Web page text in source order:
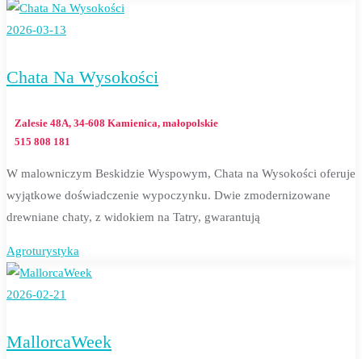
2026-03-13
Chata Na Wysokości
Zalesie 48A, 34-608 Kamienica, małopolskie
515 808 181
W malowniczym Beskidzie Wyspowym, Chata na Wysokości oferuje
wyjątkowe doświadczenie wypoczynku. Dwie zmodernizowane
drewniane chaty, z widokiem na Tatry, gwarantują
Agroturystyka
2026-02-21
MallorcaWeek